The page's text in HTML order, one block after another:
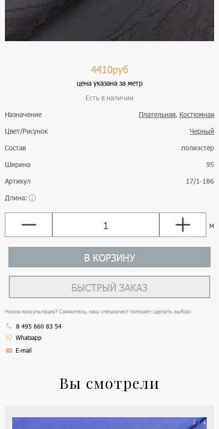
4410руб
цена указана за метр
Есть в наличии
Назначение
Плательная, Костюмная
Цвет/Рисунок
Черный
Состав
полиэстер
Ширина
95
Артикул
17/1-186
Длина:
м
В КОРЗИНУ
БЫСТРЫЙ ЗАКАЗ
Нужна консультация? Свяжитесь, наш специалист поможет сделать выбор:
8 495 660 83 54
Whatsapp
E-mail
Вы смотрели
1 / 4